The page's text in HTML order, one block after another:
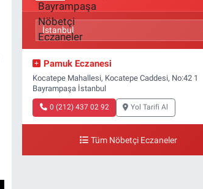
Pamuk Eczanesi
Kocatepe Mahallesi, Kocatepe Caddesi, No:42 1
Bayrampaşa İstanbul
0 (212) 437 02 92 Yol Tarifi Al
Tüm Nöbetçi Eczaneler